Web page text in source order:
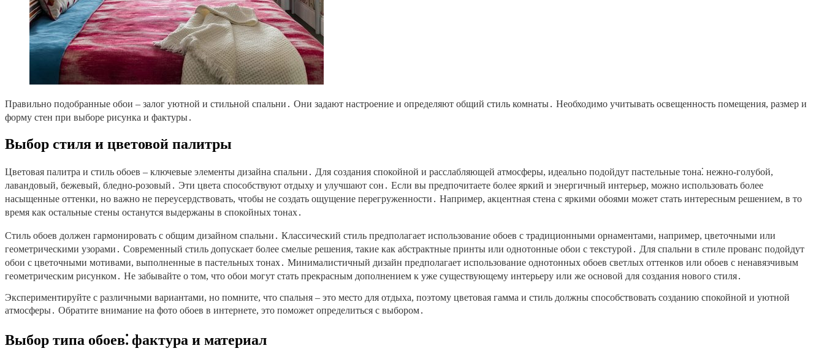
Правильно подобранные обои – залог уютной и стильной спальни․ Они задают настроение и определяют общий стиль комнаты․ Необходимо учитывать освещенность помещения, размер и
форму стен при выборе рисунка и фактуры․
Выбор стиля и цветовой палитры
Цветовая палитра и стиль обоев – ключевые элементы дизайна спальни․ Для создания спокойной и расслабляющей атмосферы, идеально подойдут пастельные тона⁚ нежно-голубой,
лавандовый, бежевый, бледно-розовый․ Эти цвета способствуют отдыху и улучшают сон․ Если вы предпочитаете более яркий и энергичный интерьер, можно использовать более
насыщенные оттенки, но важно не переусердствовать, чтобы не создать ощущение перегруженности․ Например, акцентная стена с яркими обоями может стать интересным решением, в то
время как остальные стены останутся выдержаны в спокойных тонах․
Стиль обоев должен гармонировать с общим дизайном спальни․ Классический стиль предполагает использование обоев с традиционными орнаментами, например, цветочными или
геометрическими узорами․ Современный стиль допускает более смелые решения, такие как абстрактные принты или однотонные обои с текстурой․ Для спальни в стиле прованс подойдут
обои с цветочными мотивами, выполненные в пастельных тонах․ Минималистичный дизайн предполагает использование однотонных обоев светлых оттенков или обоев с ненавязчивым
геометрическим рисунком․ Не забывайте о том, что обои могут стать прекрасным дополнением к уже существующему интерьеру или же основой для создания нового стиля․
Экспериментируйте с различными вариантами, но помните, что спальня – это место для отдыха, поэтому цветовая гамма и стиль должны способствовать созданию спокойной и уютной
атмосферы․ Обратите внимание на фото обоев в интернете, это поможет определиться с выбором․
Выбор типа обоев⁚ фактура и материал